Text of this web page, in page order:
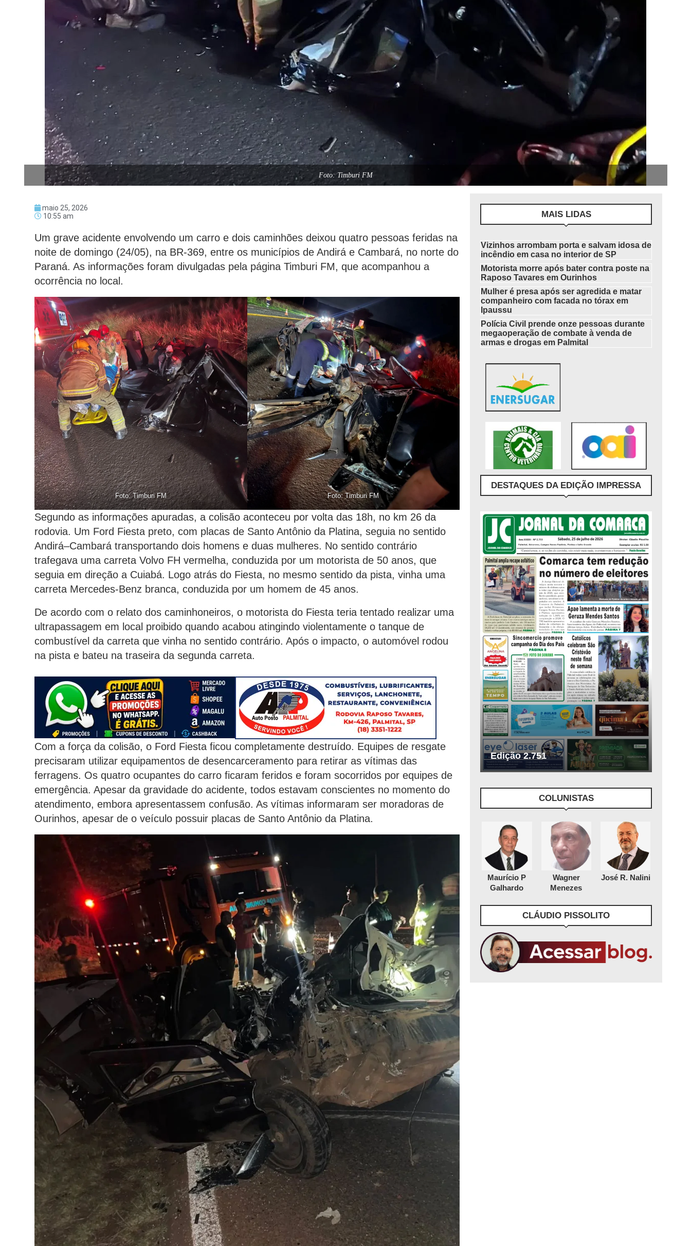
Foto: Timburi FM
maio 25, 2026
10:55 am
Um grave acidente envolvendo um carro e dois caminhões deixou quatro pessoas feridas na
noite de domingo (24/05), na BR-369, entre os municípios de Andirá e Cambará, no norte do
Paraná. As informações foram divulgadas pela página Timburi FM, que acompanhou a
ocorrência no local.
Foto: Timburi FM Foto: Timburi FM
Segundo as informações apuradas, a colisão aconteceu por volta das 18h, no km 26 da
rodovia. Um Ford Fiesta preto, com placas de Santo Antônio da Platina, seguia no sentido
Andirá–Cambará transportando dois homens e duas mulheres. No sentido contrário
trafegava uma carreta Volvo FH vermelha, conduzida por um motorista de 50 anos, que
seguia em direção a Cuiabá. Logo atrás do Fiesta, no mesmo sentido da pista, vinha uma
carreta Mercedes-Benz branca, conduzida por um homem de 45 anos.
De acordo com o relato dos caminhoneiros, o motorista do Fiesta teria tentado realizar uma
ultrapassagem em local proibido quando acabou atingindo violentamente o tanque de
combustível da carreta que vinha no sentido contrário. Após o impacto, o automóvel rodou
na pista e bateu na traseira da segunda carreta.
Com a força da colisão, o Ford Fiesta ficou completamente destruído. Equipes de resgate
precisaram utilizar equipamentos de desencarceramento para retirar as vítimas das
ferragens. Os quatro ocupantes do carro ficaram feridos e foram socorridos por equipes de
emergência. Apesar da gravidade do acidente, todos estavam conscientes no momento do
atendimento, embora apresentassem confusão. As vítimas informaram ser moradoras de
Ourinhos, apesar de o veículo possuir placas de Santo Antônio da Platina.
MAIS LIDAS
Vizinhos arrombam porta e salvam idosa de
incêndio em casa no interior de SP
Motorista morre após bater contra poste na
Raposo Tavares em Ourinhos
Mulher é presa após ser agredida e matar
companheiro com facada no tórax em
Ipaussu
Polícia Civil prende onze pessoas durante
megaoperação de combate à venda de
armas e drogas em Palmital
DESTAQUES DA EDIÇÃO IMPRESSA
Edição 2.751
COLUNISTAS
Maurício P
Galhardo
Wagner
Menezes
José R. Nalini
CLÁUDIO PISSOLITO